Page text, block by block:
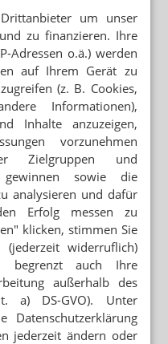
um unser
zu finanzieren. Ihre
Adressen o.ä.) werden
auf Ihrem Gerät zu
(z. B. Cookies,
Informationen),
Inhalte anzuzeigen,
vorzunehmen
Zielgruppen und
gewinnen sowie die
analysieren und dafür
Erfolg messen zu
klicken, stimmen Sie
(jederzeit widerruflich)
begrenzt auch Ihre
außerhalb des
DS-GVO). Unter
Datenschutzerklärung
jederzeit ändern oder
Online-Warenkorb“
verklagt Lilly
Welle von
Schaden / dm-med
mit dm / Caprelsa-
/ Fixum rauf
ist enttäuscht / EuGH
statt Blackout